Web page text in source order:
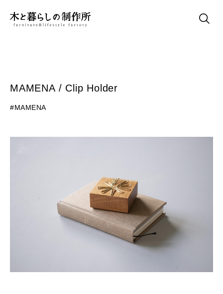
MAMENA / Clip Holder
#MAMENA